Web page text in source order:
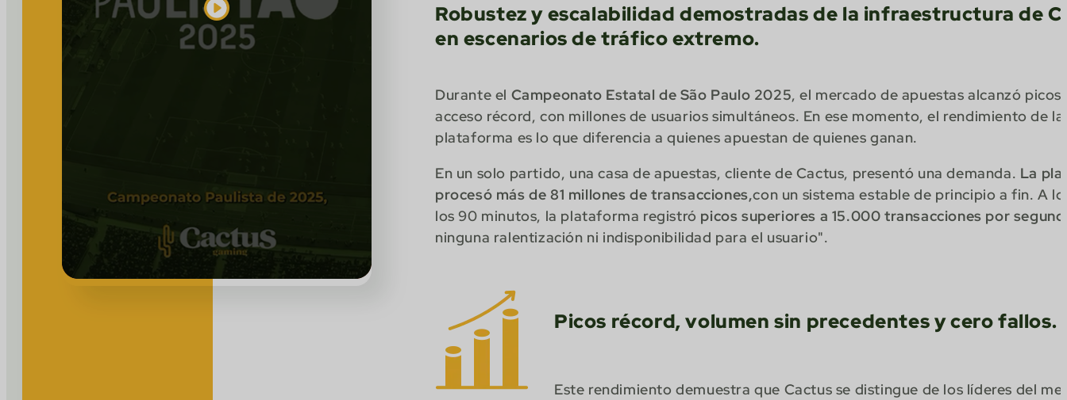
Robustez y escalabilidad demostradas de la infraestructura de
en escenarios de tráfico extremo.
Durante el Campeonato Estatal de São Paulo 2025, el mercado de apuestas alcanzó picos
acceso récord, con millones de usuarios simultáneos. En ese momento, el rendimiento de la
plataforma es lo que diferencia a quienes apuestan de quienes ganan.
En un solo partido, una casa de apuestas, cliente de Cactus, presentó una demanda. La
procesó más de 81 millones de transacciones,con un sistema estable de principio a fin. A
los 90 minutos, la plataforma registró picos superiores a 15.000 transacciones por
ninguna ralentización ni indisponibilidad para el usuario".
Picos récord, volumen sin precedentes y cero fallos.
Este rendimiento demuestra que Cactus se distingue de los líderes del